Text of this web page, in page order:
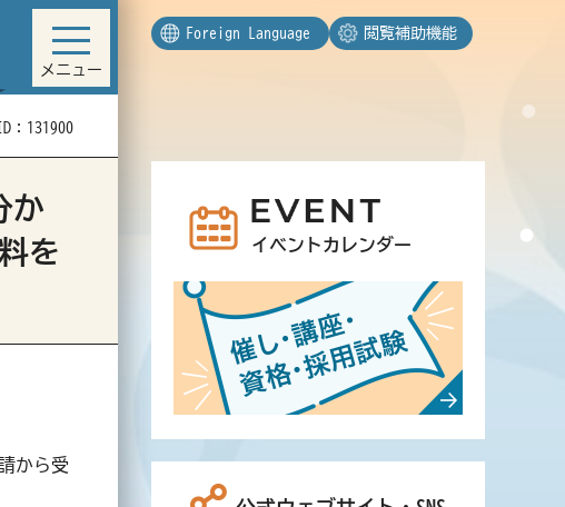
メニュー
：131900
か
を
から受
Foreign Language 閲覧補助機能
イベントカレンダー